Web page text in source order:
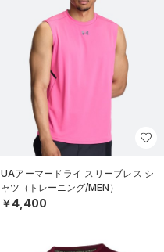
UAアーマードライ スリーブレス シ
ャツ（トレーニング/MEN）
￥4,400